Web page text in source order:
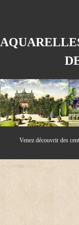
Venez découvrir des